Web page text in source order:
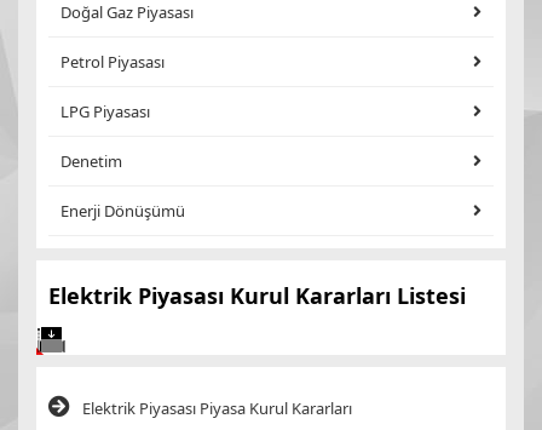
Doğal Gaz Piyasası
Petrol Piyasası
LPG Piyasası
Denetim
Enerji Dönüşümü
Elektrik Piyasası Kurul Kararları Listesi
Elektrik Piyasası Piyasa Kurul Kararları